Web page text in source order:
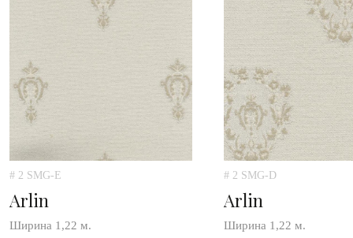
# 2 SMG-E
Arlin
Ширина 1,22 м.
# 2 SMG-D
Arlin
Ширина 1,22 м.